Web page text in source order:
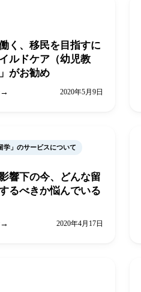
く、移民を目指すに
ルドケア（幼児教
がお勧め
2020年5月9日
学」のサービスについて
響下の今、どんな留
るべきか悩んでいる
2020年4月17日